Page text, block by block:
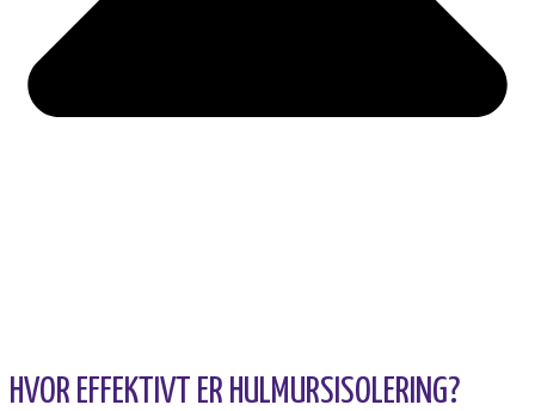
HVOR EFFEKTIVT ER HULMURSISOLERING?